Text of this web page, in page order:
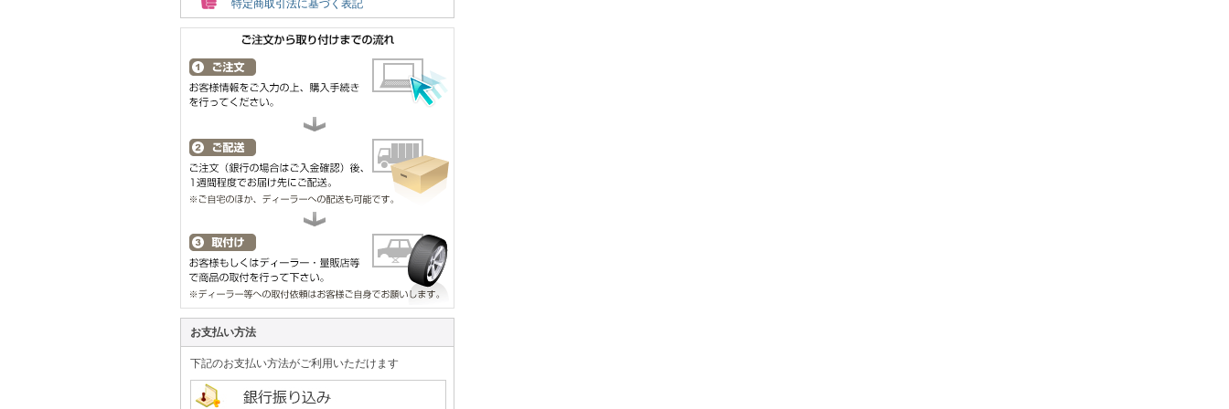
特定商取引法に基づく表記
お支払い方法
下記のお支払い方法がご利用いただけます